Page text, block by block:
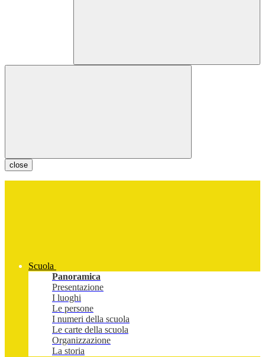
close
Scuola
Panoramica
Presentazione
I luoghi
Le persone
I numeri della scuola
Le carte della scuola
Organizzazione
La storia